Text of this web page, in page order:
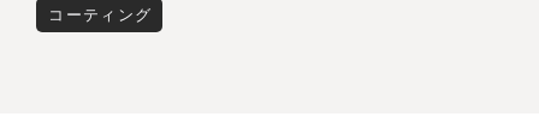
コーティング